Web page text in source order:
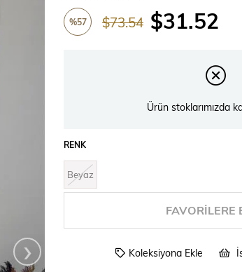
›
%57 $73.54 $31.52
Ürün stoklarımızda
RENK
Beyaz
FAVORILERE
Koleksiyona Ekle